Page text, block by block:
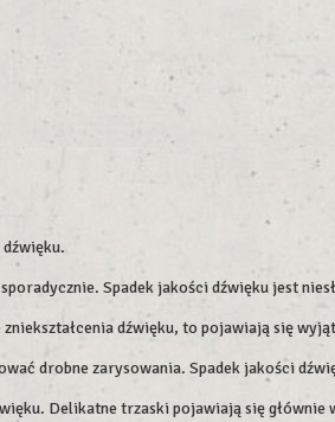
Spadek jakości dźwięku jest
dźwięku, to pojawiają się
drobne zarysowania. Spadek jakości
Delikatne trzaski pojawiają się głównie